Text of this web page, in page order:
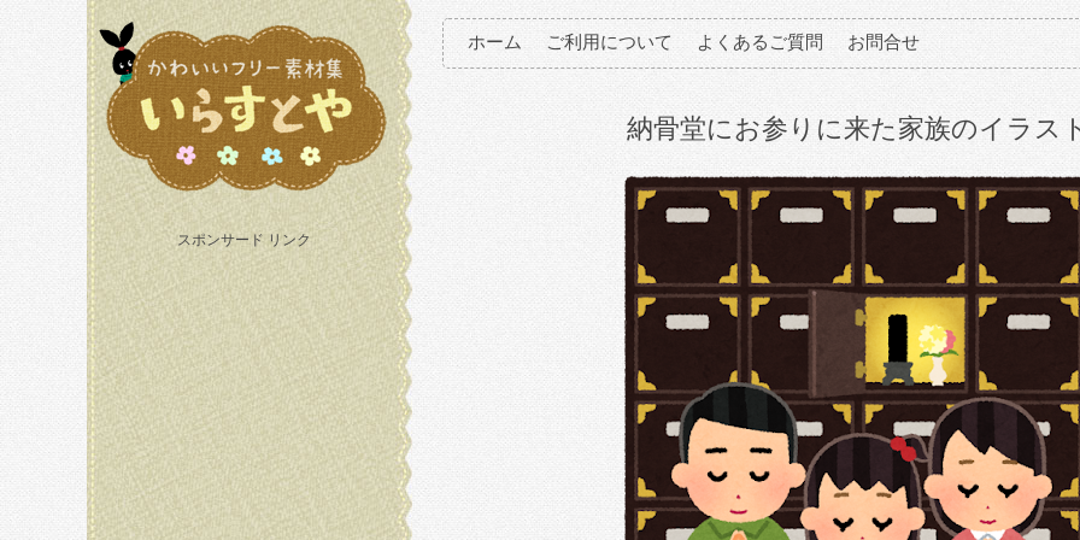
スポンサード リンク
ホーム ご利用について よくあるご質問 お問合せ
納骨堂にお参りに来た家族のイラス